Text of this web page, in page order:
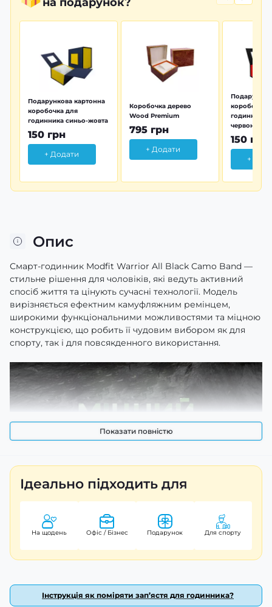
Подарункова картонна
коробочка для
годинника синьо-жовта
150 грн
+ Додати
Коробочка дерево
Wood Premium
795 грн
+ Додати
коробочка
годинника
червона
150 грн
+
Опис
Смарт-годинник Modfit Warrior All Black Camo Band —
стильне рішення для чоловіків, які ведуть активний
спосіб життя та цінують сучасні технології. Модель
вирізняється ефектним камуфляжним ремінцем,
широкими функціональними можливостями та міцною
конструкцією, що робить її чудовим вибором як для
спорту, так і для повсякденного використання.
Показати повністю
Ідеально підходить для
На щодень Офіс / Бізнес Подарунок Для спорту
Інструкція як поміряти зап’ястя для годинника?